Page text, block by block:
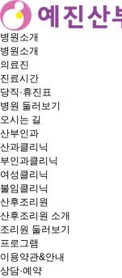
병원소개
병원소개
의료진
진료시간
당직·휴진표
병원 둘러보기
오시는 길
산부인과
산과클리닉
부인과클리닉
여성클리닉
불임클리닉
산후조리원
산후조리원 소개
조리원 둘러보기
프로그램
이용약관&안내
상담·예약